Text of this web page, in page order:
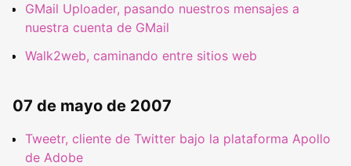
GMail Uploader, pasando nuestros mensajes a
nuestra cuenta de GMail
Walk2web, caminando entre sitios web
07 de mayo de 2007
Tweetr, cliente de Twitter bajo la plataforma Apollo
de Adobe